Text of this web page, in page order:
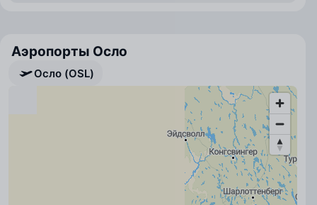
Аэропорты Осло
Осло (OSL)
Осло